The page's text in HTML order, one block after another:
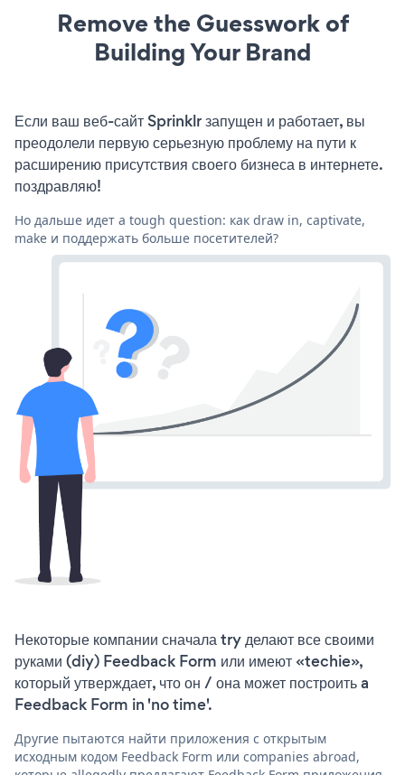
Remove the Guesswork of
Building Your Brand
Если ваш веб-сайт Sprinklr запущен и работает, вы
преодолели первую серьезную проблему на пути к
расширению присутствия своего бизнеса в интернете.
поздравляю!
Но дальше идет a tough question: как draw in, captivate,
make и поддержать больше посетителей?
Некоторые компании сначала try делают все своими
руками (diy) Feedback Form или имеют «techie»,
который утверждает, что он / она может построить a
Feedback Form in 'no time'.
Другие пытаются найти приложения с открытым
исходным кодом Feedback Form или companies abroad,